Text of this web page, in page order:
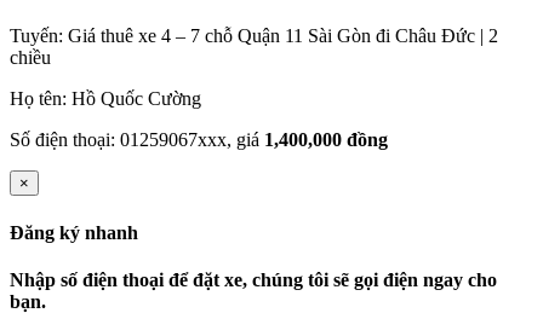
Tuyến: Giá thuê xe 4 – 7 chỗ Quận 11 Sài Gòn đi Châu Đức | 2
chiều
Họ tên: Hồ Quốc Cường
Số điện thoại: 01259067xxx, giá 1,400,000 đồng
×
Đăng ký nhanh
Nhập số điện thoại để đặt xe, chúng tôi sẽ gọi điện ngay cho
bạn.